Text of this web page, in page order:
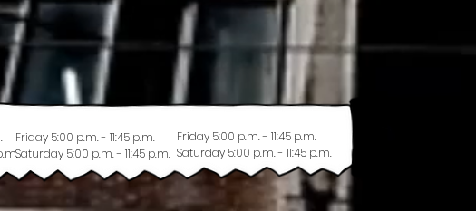
Friday 5:00 p.m. - 11:45 p.m.
Saturday 5:00 p.m. - 11:45 p.m.
Friday 5:00 p.m. - 11:45 p.m.
Saturday 5:00 p.m. - 11:45 p.m.